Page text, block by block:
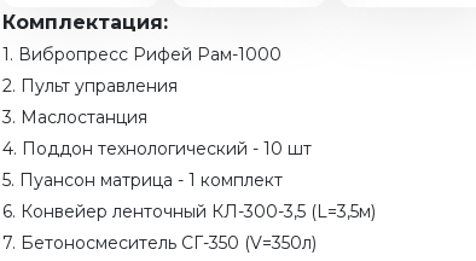
Комплектация:
1. Вибропресс Рифей Рам-1000
2. Пульт управления
3. Маслостанция
4. Поддон технологический - 10 шт
5. Пуансон матрица - 1 комплект
6. Конвейер ленточный КЛ-300-3,5 (L=3,5м)
7. Бетоносмеситель СГ-350 (V=350л)